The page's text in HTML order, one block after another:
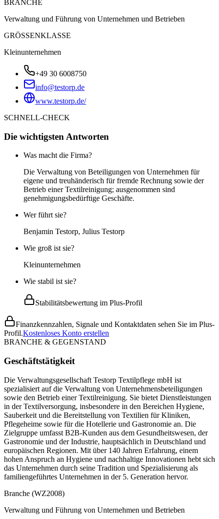
BRANCHE
Verwaltung und Führung von Unternehmen und Betrieben
GRÖSSENKLASSE
Kleinunternehmen
+49 30 6008750
info@testorp.de
www.testorp.de/
SCHNELL-CHECK
Die wichtigsten Antworten
Was macht die Firma?
Die Verwaltung von Beteiligungen von Unternehmen für
eigene und treuhänderisch für fremde Rechnung sowie der
Betrieb einer Textilreinigung; ausgenommen sind
genehmigungsbedürftige Geschäfte.
Wer führt sie?
Benjamin Testorp, Julius Testorp
Wie groß ist sie?
Kleinunternehmen
Wie stabil ist sie?
Stabilitätsbewertung im Plus-Profil
Finanzkennzahlen, Signale und Kontaktdaten sehen Sie im Plus-
Profil.Kostenloses Konto erstellen
BRANCHE & GEGENSTAND
Geschäftstätigkeit
Die Verwaltungsgesellschaft Testorp Textilpflege mbH ist
spezialisiert auf die Verwaltung von Unternehmensbeteiligungen
sowie den Betrieb einer Textilreinigung. Sie bietet Dienstleistungen
in der Textilversorgung, insbesondere in den Bereichen Hygiene,
Sauberkeit und die Bereitstellung von Textilien für Kliniken,
Pflegeheime sowie für die Hotellerie und Gastronomie an. Die
Zielgruppe umfasst B2B-Kunden aus dem Gesundheitswesen, der
Gastronomie und der Industrie, hauptsächlich in Deutschland und
europäischen Regionen. Mit über 140 Jahren Erfahrung, einem
hohen Anspruch an Hygiene und nachhaltige Innovationen hebt sich
das Unternehmen durch seine Tradition und Spezialisierung als
familiengeführtes Unternehmen in der 5. Generation hervor.
Branche (WZ2008)
Verwaltung und Führung von Unternehmen und Betrieben